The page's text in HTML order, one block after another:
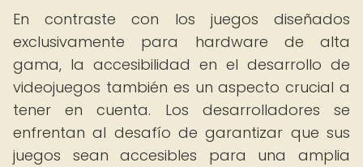
En contraste con los juegos diseñados
exclusivamente para hardware de alta
gama, la accesibilidad en el desarrollo de
videojuegos también es un aspecto crucial a
tener en cuenta. Los desarrolladores se
enfrentan al desafío de garantizar que sus
juegos sean accesibles para una amplia